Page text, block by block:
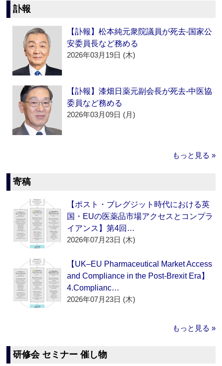
訃報
【訃報】松本純元衆院議員が死去‐国家公
安委員長など務める
2026年03月19日 (木)
【訃報】漆畑日薬元副会長が死去‐中医協
委員など務める
2026年03月09日 (月)
もっと見る »
寄稿
【ポスト・ブレグジット時代における英
国・EUの医薬品市場アクセスとコンプラ
イアンス】第4回…
2026年07月23日 (木)
【UK–EU Pharmaceutical Market Access
and Compliance in the Post-Brexit Era】
4.Complianc…
2026年07月23日 (木)
もっと見る »
研修会 セミナー 催し物